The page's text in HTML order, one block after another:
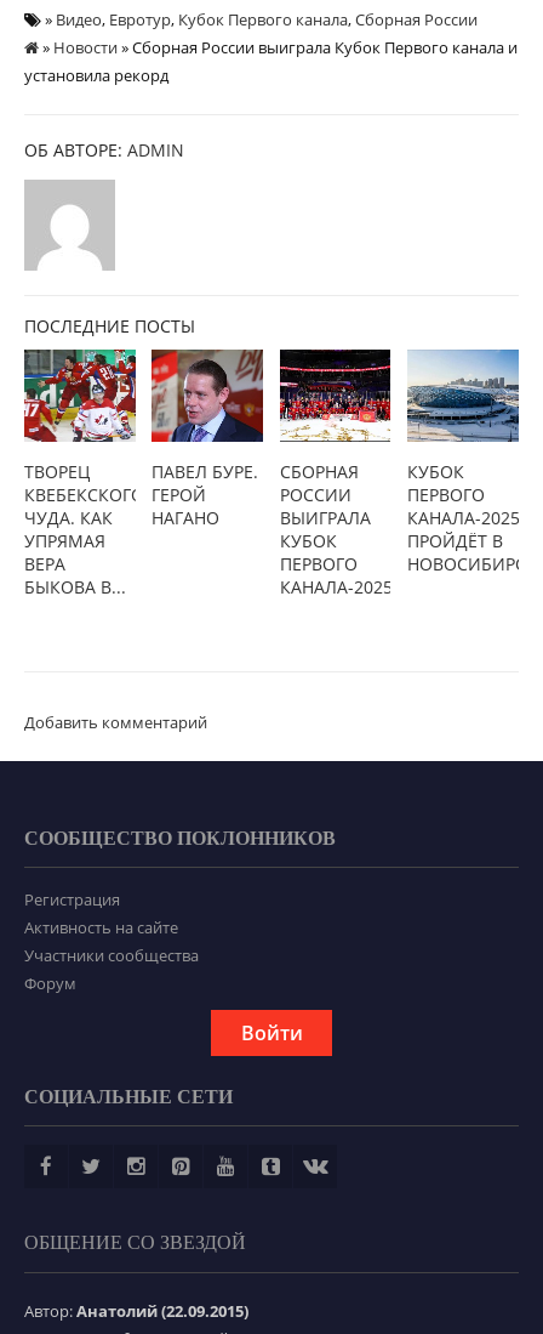
» Видео, Евротур, Кубок Первого канала,Сборная России
» Новости» Сборная России выиграла Кубок Первого канала и
установила рекорд
ОБ АВТОРЕ: ADMIN
ПОСЛЕДНИЕ ПОСТЫ
ТВОРЕЦ
КВЕБЕКСКОГО
ЧУДА. КАК
УПРЯМАЯ
ВЕРА
БЫКОВА В...
ПАВЕЛ БУРЕ.
ГЕРОЙ
НАГАНО
СБОРНАЯ
РОССИИ
ВЫИГРАЛА
КУБОК
ПЕРВОГО
КАНАЛА-2025
КУБОК
ПЕРВОГО
КАНАЛА-2025
ПРОЙДЁТ В
Добавить комментарий
СООБЩЕСТВО ПОКЛОННИКОВ
Регистрация
Активность на сайте
Участники сообщества
Форум
Войти
СОЦИАЛЬНЫЕ СЕТИ
ОБЩЕНИЕ СО ЗВЕЗДОЙ
Автор:Анатолий (22.09.2015)